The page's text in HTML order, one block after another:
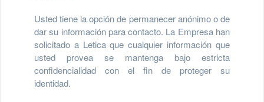
Usted tiene la opción de permanecer anónimo o de
dar su información para contacto. La Empresa han
solicitado a Letica que cualquier información que
usted provea se mantenga bajo estricta
confidencialidad con el fin de proteger su
identidad.